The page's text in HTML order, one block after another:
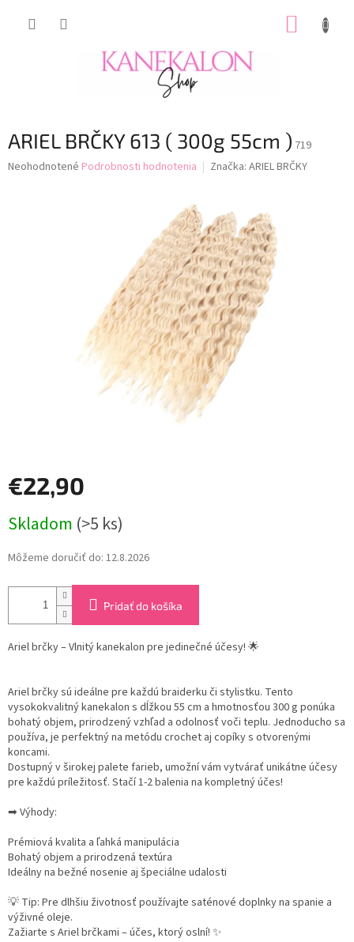
ARIEL BRČKY 613 ( 300g 55cm ) 719
Priemerné
Neohodnotené Podrobnosti hodnotenia Značka: ARIEL BRČKY
€22,90
cena:
Skladom (>5 ks)
Môžeme doručiť do: 12.8.2026
Pridať do košíka
Ariel brčky – Vlnitý kanekalon pre jedinečné účesy! 🌟
Ariel brčky sú ideálne pre každú braiderku či stylistku. Tento
vysokokvalitný kanekalon s dĺžkou 55 cm a hmotnosťou 300 g ponúka
bohatý objem, prirodzený vzhľad a odolnosť voči teplu. Jednoducho sa
používa, je perfektný na metódu crochet aj copíky s otvorenými
koncami.
Dostupný v širokej palete farieb, umožní vám vytvárať unikátne účesy
pre každú príležitosť. Stačí 1-2 balenia na kompletný účes!
➡ Výhody:
Prémiová kvalita a ľahká manipulácia
Bohatý objem a prirodzená textúra
Ideálny na bežné nosenie aj špeciálne udalosti
💡 Tip: Pre dlhšiu životnosť používajte saténové doplnky na spanie a
výživné oleje.
Zažiarte s Ariel brčkami – účes, ktorý oslní! ✨